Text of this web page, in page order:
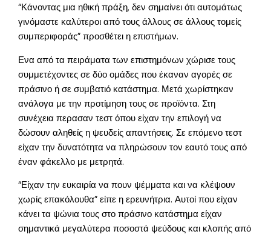
“Κάνοντας μια ηθική πράξη, δεν σημαίνει ότι αυτομάτως
γινόμαστε καλύτεροι από τους άλλους σε άλλους τομείς
συμπεριφοράς” προσθέτει η επιστήμων.
Ενα από τα πειράματα των επιστημόνων χώρισε τους
συμμετέχοντες σε δύο ομάδες που έκαναν αγορές σε
πράσινο ή σε συμβατιό κατάστημα. Μετά χωρίστηκαν
ανάλογα με την προτίμηση τους σε προϊόντα. Στη
συνέχεια περασαν τεστ όπου είχαν την επιλογή να
δώσουν αληθείς η ψευδείς απαντήσεις. Σε επόμενο τεστ
είχαν την δυνατότητα να πληρώσουν τον εαυτό τους από
έναν φάκελλο με μετρητά.
“Είχαν την ευκαιρία να πουν ψέμματα και να κλέψουν
χωρίς επακόλουθα” είπε η ερευνήτρια. Αυτοί που είχαν
κάνει τα ψώνια τους στο πράσινο κατάστημα είχαν
σημαντικά μεγαλύτερα ποσοστά ψεύδους και κλοπής από